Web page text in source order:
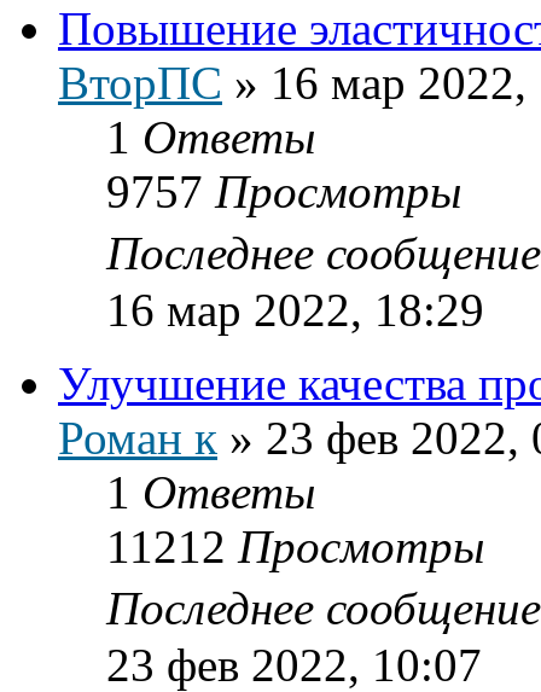
Повышение
ВторПС » 16 мар 2022,
1 Ответы
9757 Просмотры
Последнее
16 мар 2022, 18:29
Улучшение качества
Роман к » 23 фев 2022,
1 Ответы
11212 Просмотры
Последнее
23 фев 2022, 10:07